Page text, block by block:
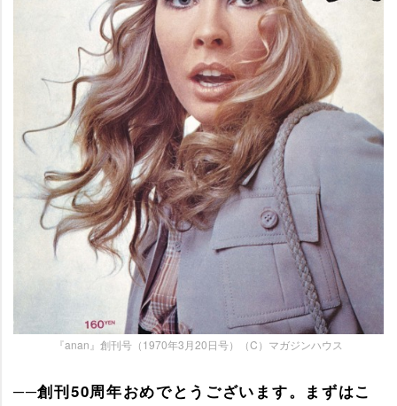
『anan』創刊号（1970年3月20日号）（C）マガジンハウス
──創刊50周年おめでとうございます。まずはこ